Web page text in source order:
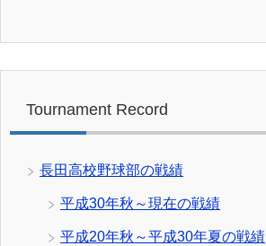
Tournament Record
長田高校野球部の戦績
平成30年秋～現在の戦績
平成20年秋～平成30年夏の戦績